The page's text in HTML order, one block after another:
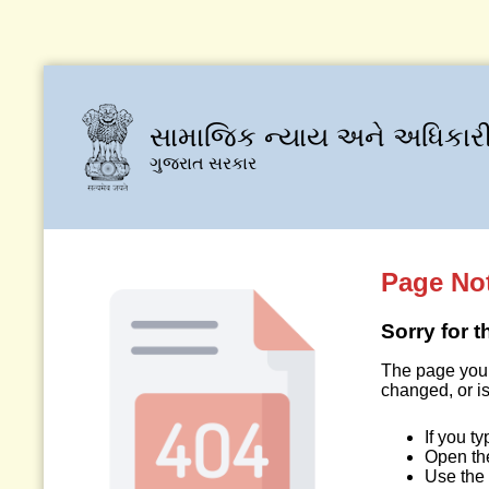
સામાજિક ન્યાય અને
ગુજરાત સરકાર
Page
Sorry for
The page
changed, or
If you
Open
Use